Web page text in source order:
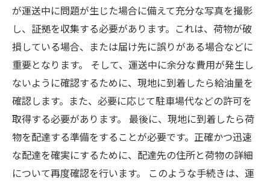
が運送中に問題が生じた場合に備えて充分な写真を撮影
し、証拠を収集する必要があります。これは、荷物が破
損している場合、または届け先に誤りがある場合などに
重要となります。 そして、運送中に余分な費用が発生し
ないように確認するために、現地に到着したら給油量を
確認します。また、必要に応じて駐車場代などの許可を
取得する必要があります。 最後に、現地に到着したら荷
物を配達する準備をすることが必要です。正確かつ迅速
な配達を確実にするために、配達先の住所と荷物の詳細
について再度確認を行います。 このような手続きは、運